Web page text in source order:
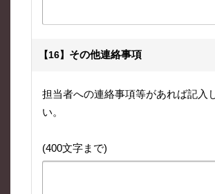
【16】 その他連絡事項
担当者への連絡事項等があれば記入
い。
(400文字まで)